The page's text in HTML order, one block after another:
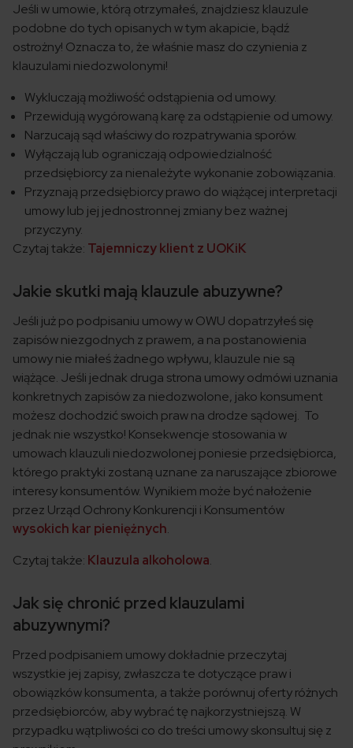
Jeśli w umowie, którą otrzymałeś, znajdziesz klauzule
podobne do tych opisanych w tym akapicie, bądź
ostrożny! Oznacza to, że właśnie masz do czynienia z
klauzulami niedozwolonymi!
Wykluczają możliwość odstąpienia od umowy.
Przewidują wygórowaną karę za odstąpienie od umowy.
Narzucają sąd właściwy do rozpatrywania sporów.
Wyłączają lub ograniczają odpowiedzialność
przedsiębiorcy za nienależyte wykonanie zobowiązania.
Przyznają przedsiębiorcy prawo do wiążącej interpretacji
umowy lub jej jednostronnej zmiany bez ważnej
przyczyny.
Czytaj także: Tajemniczy klient z UOKiK
Jakie skutki mają klauzule abuzywne?
Jeśli już po podpisaniu umowy w OWU dopatrzyłeś się
zapisów niezgodnych z prawem, a na postanowienia
umowy nie miałeś żadnego wpływu, klauzule nie są
wiążące. Jeśli jednak druga strona umowy odmówi uznania
konkretnych zapisów za niedozwolone, jako konsument
możesz dochodzić swoich praw na drodze sądowej. To
jednak nie wszystko! Konsekwencje stosowania w
umowach klauzuli niedozwolonej poniesie przedsiębiorca,
którego praktyki zostaną uznane za naruszające zbiorowe
interesy konsumentów. Wynikiem może być nałożenie
przez Urząd Ochrony Konkurencji i Konsumentów
wysokich kar pieniężnych.
Czytaj także: Klauzula alkoholowa.
Jak się chronić przed klauzulami
abuzywnymi?
Przed podpisaniem umowy dokładnie przeczytaj
wszystkie jej zapisy, zwłaszcza te dotyczące praw i
obowiązków konsumenta, a także porównuj oferty różnych
przedsiębiorców, aby wybrać tę najkorzystniejszą. W
przypadku wątpliwości co do treści umowy skonsultuj się z